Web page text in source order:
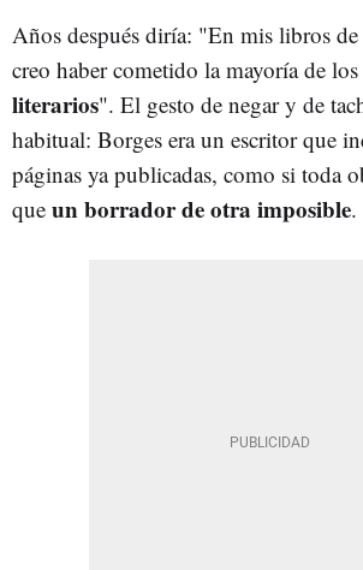
Años después diría: "En mis libros de
creo haber cometido la mayoría de los
literarios". El gesto de negar y de
habitual: Borges era un escritor que
páginas ya publicadas, como si toda
que un borrador de otra imposible.